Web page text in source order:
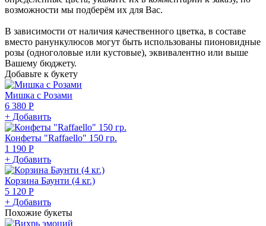
возможности мы подберём их для Вас.
В зависимости от наличия качественного цветка, в составе
вместо ранункулюсов могут быть использованы пионовидные
розы (одноголовые или кустовые), эквивалентно или выше
Вашему бюджету.
Добавьте к букету
Мишка с Розами
6 380 Р
+ Добавить
Конфеты "Raffaello" 150 гр.
1 190 Р
+ Добавить
Корзина Баунти (4 кг.)
5 120 Р
+ Добавить
Похожие букеты